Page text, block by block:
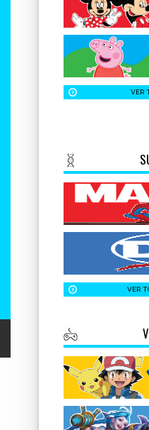
VER
VER
624 21 06 36
SUSCRÍBETE AL BOLETÍN